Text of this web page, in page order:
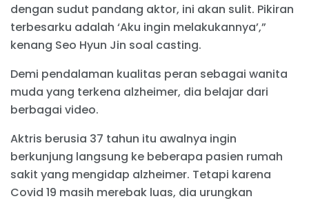
dengan sudut pandang aktor, ini akan sulit. Pikiran
terbesarku adalah ‘Aku ingin melakukannya’,”
kenang Seo Hyun Jin soal casting.
Demi pendalaman kualitas peran sebagai wanita
muda yang terkena alzheimer, dia belajar dari
berbagai video.
Aktris berusia 37 tahun itu awalnya ingin
berkunjung langsung ke beberapa pasien rumah
sakit yang mengidap alzheimer. Tetapi karena
Covid 19 masih merebak luas, dia urungkan